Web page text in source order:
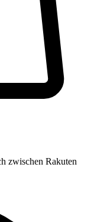
zwischen Rakuten